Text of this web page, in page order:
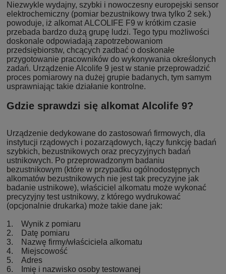
Niezwykle wydajny, szybki i nowoczesny europejski sensor
elektrochemiczny (pomiar bezustnikowy trwa tylko 2 sek.)
powoduje, iż alkomat ALCOLIFE F9 w krótkim czasie
przebada bardzo dużą grupę ludzi. Tego typu możliwości
doskonale odpowiadają zapotrzebowaniom
przedsiębiorstw, chcących zadbać o doskonałe
przygotowanie pracowników do wykonywania określonych
zadań. Urządzenie Alcolife 9 jest w stanie przeprowadzić
proces pomiarowy na dużej grupie badanych, tym samym
usprawniając takie działanie kontrolne.
Gdzie sprawdzi się alkomat Alcolife 9?
Urządzenie dedykowane do zastosowań firmowych, dla
instytucji rządowych i pozarządowych, łączy funkcję badań
szybkich, bezustnikowych oraz precyzyjnych badań
ustnikowych. Po przeprowadzonym badaniu
bezustnikowym (które w przypadku ogólnodostępnych
alkomatów bezustnikowych nie jest tak precyzyjne jak
badanie ustnikowe), właściciel alkomatu może wykonać
precyzyjny test ustnikowy, z którego wydrukować
(opcjonalnie drukarka) może takie dane jak:
1. Wynik z pomiaru
2. Datę pomiaru
3. Nazwę firmy/właściciela alkomatu
4. Miejscowość
5. Adres
6. Imię i nazwisko osoby testowanej